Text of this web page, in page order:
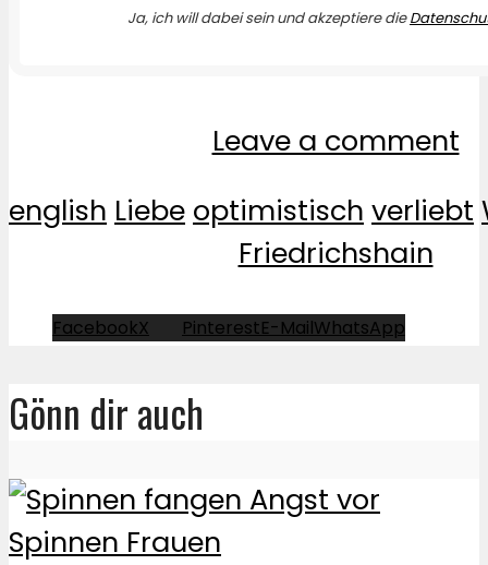
Ja, ich will dabei sein und akzeptiere die
Leave a comment
english Liebe optimistisch verliebt
Friedrichshain
FacebookX PinterestE-MailWhatsApp
Gönn dir auch